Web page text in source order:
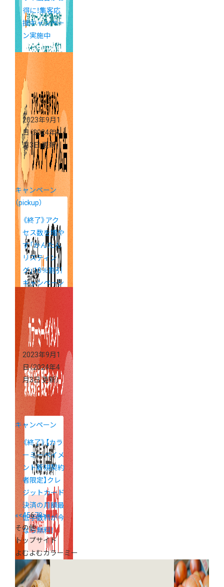
得に！集客応
援キャンペー
ン実施中
2023年9月1
日 （2024年4
月3日 更新）
キャンペーン
（pickup）
《終了》アク
セス数を増や
す「かんたん
リスティン
グ」10％割引
キャンペーン
実施中！
2023年9月1
日（2024年4
月3日 更新）
キャンペーン
《終了》【カラ
ーミーペイメ
ント新規契約
者限定】クレ
ジットカード
決済の月額最
低手数料が今
なら無料！
«<45678>»
その他
トップサイド
よむよむカラーミー